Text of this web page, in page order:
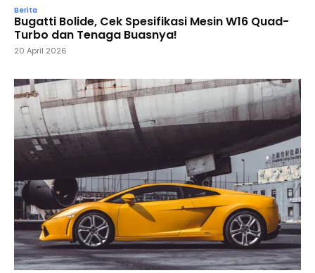
Berita
Bugatti Bolide, Cek Spesifikasi Mesin W16 Quad-
Turbo dan Tenaga Buasnya!
20 April 2026